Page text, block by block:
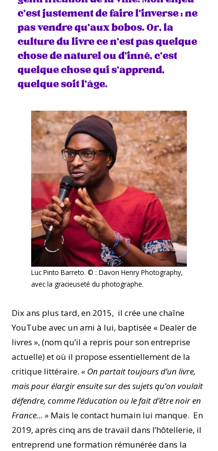
c’est justement de faire l’inverse : ne
pas vendre qu’aux bobos. Or, la
culture du livre ce n’est pas quelque
chose de naturel ou d’inné, c’est
quelque chose qui s’apprend,
quelque soit l’âge.
Luc Pinto Barreto. © : Davon Henry Photography,
avec la gracieuseté du photographe.
Dix ans plus tard, en 2015, il crée une chaîne
YouTube avec un ami à lui, baptisée « Dealer de
livres », (nom qu’il a repris pour son entreprise
actuelle) et où il propose essentiellement de la
critique littéraire. « On partait toujours d’un livre,
mais pour élargir ensuite sur des sujets qu’on voulait
défendre, comme l’éducation ou le fait d’être noir en
France… » Mais le contact humain lui manque. En
2019, après cinq ans de travail dans l’hôtellerie, il
entreprend une formation rémunérée dans la